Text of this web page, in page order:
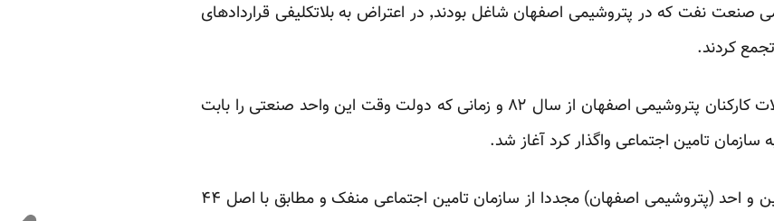
صبح روز گذشته جمعی از کارکنان رسمی صنعت نفت که در پتروشیمی اصفهان شاغل بودند٬ در اعتراض به بلاتکلیفی قراردادهای
کردند.
بنا به گفته‌های یکی از معترضان مشکلات کارکنان پتروشیمی اصفهان از سال ۸۲ و زمانی که دولت وقت این واحد صنعتی را بابت
تامین اجتماعی واگذار کرد آغاز شد.
وی در توضیح گفت: «از سال ۸۹ که این و احد (پتروشیمی اصفهان) مجددا از سازمان تامین اجتماعی منفک و مطابق با اصل ۴۴